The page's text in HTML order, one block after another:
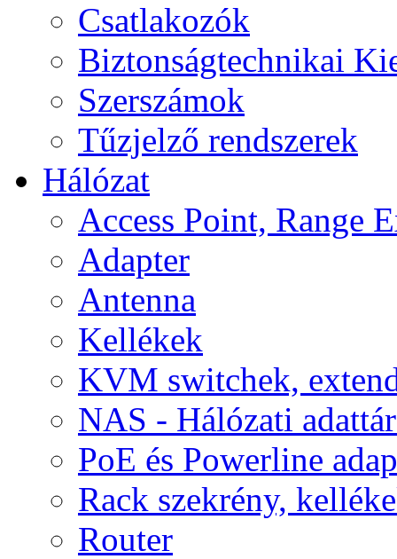
Csatlakozók
Biztonságtechnikai
Szerszámok
Tűzjelző rendszerek
Hálózat
Access Point, Range
Adapter
Antenna
Kellékek
KVM switchek,
NAS - Hálózati
PoE és Powerline
Rack szekrény,
Router